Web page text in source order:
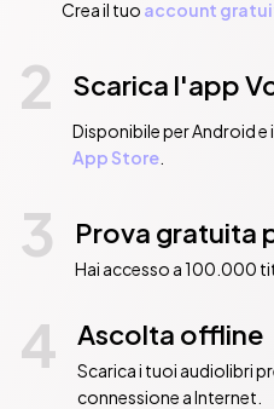
Crea il tuo account
2 Scarica l'app
Disponibile per Android e
App Store.
3 Prova gratuita
Hai accesso a 100.000
4 Ascolta offline
Scarica i tuoi audiolibri
connessione a Internet.